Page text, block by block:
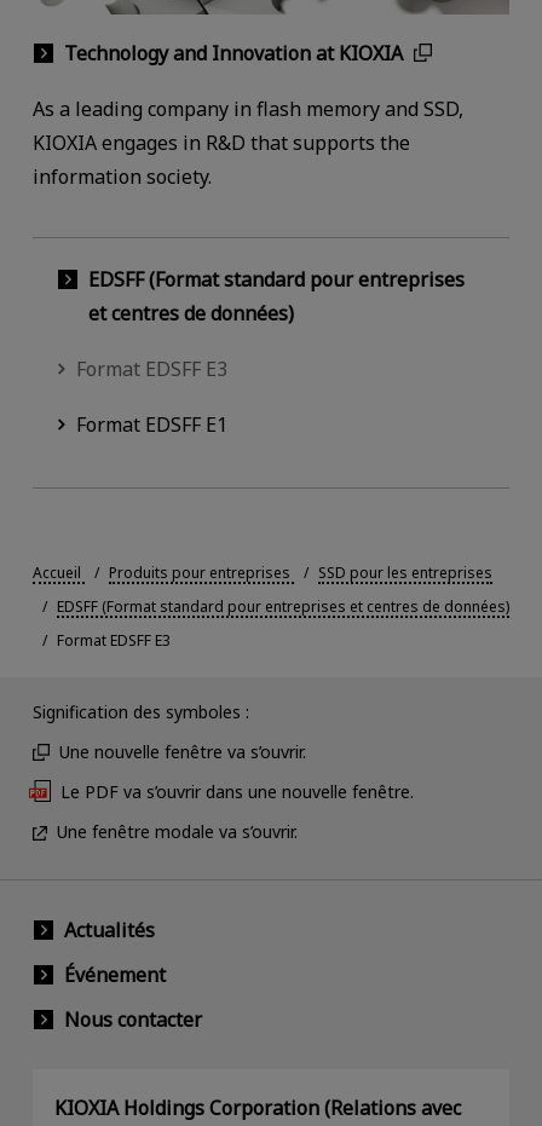
Technology and Innovation at KIOXIA
As a leading company in flash memory and SSD,
KIOXIA engages in R&D that supports the
information society.
EDSFF (Format standard pour entreprises
et centres de données)
Format EDSFF E3
Format EDSFF E1
Accueil Produits pour entreprises
SSD pour les entreprises
EDSFF (Format standard pour entreprises et centres de données)
Format EDSFF E3
Signification des symboles :
Une nouvelle fenêtre va s’ouvrir.
Le PDF va s’ouvrir dans une nouvelle fenêtre.
Une fenêtre modale va s’ouvrir.
Actualités
Événement
Nous contacter
KIOXIA Holdings Corporation (Relations avec